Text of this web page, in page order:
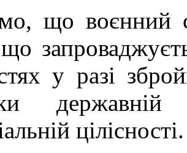
що воєнний
у разі
цілісності.